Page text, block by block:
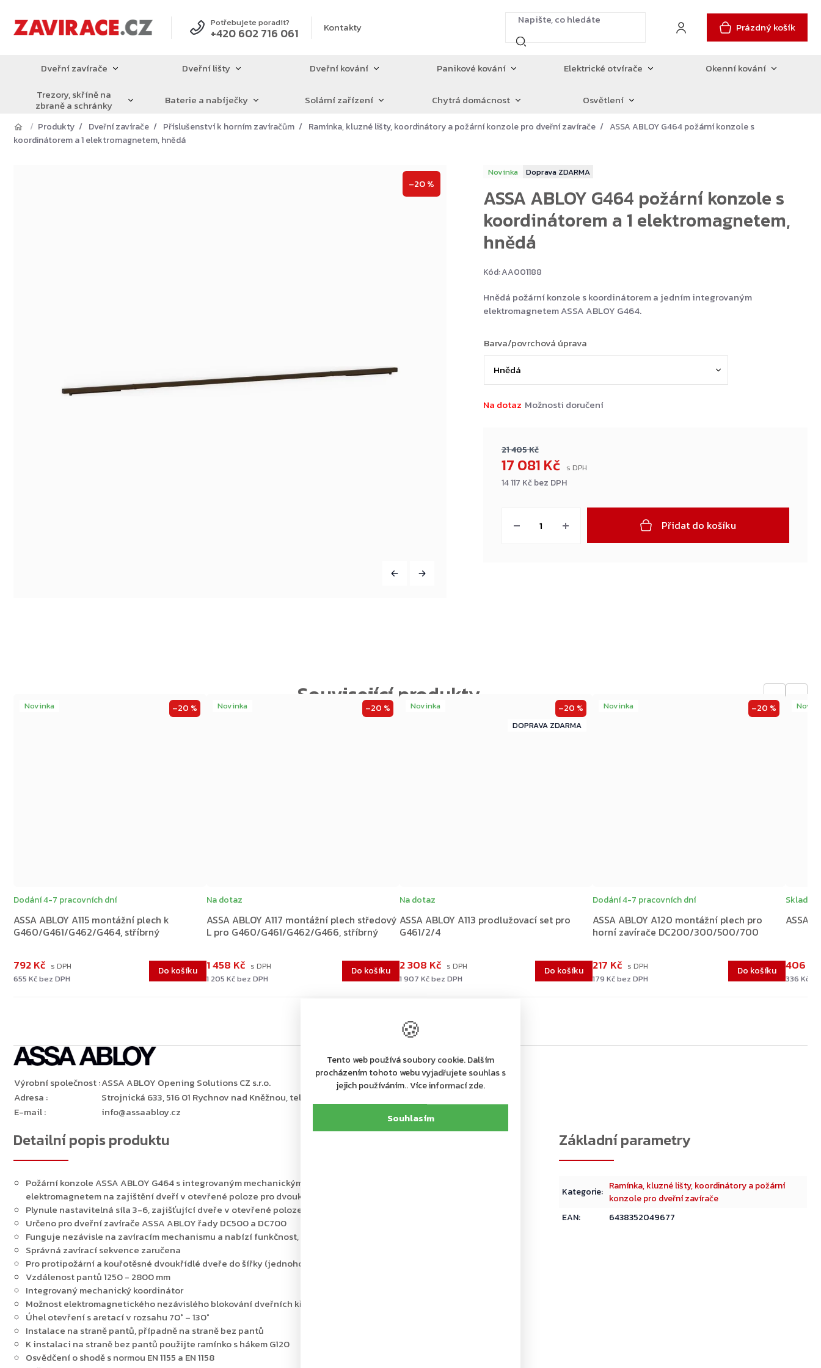
🍪
Tento web používá soubory cookie. Dalším
procházením tohoto webu vyjadřujete souhlas s
jejich používáním.. Více informací zde.
Souhlasím
obsah
Potřebujete poradit?
+420 602 716 061 Kontakty Prázdný košík
Dveřní zavírače Dveřní lišty Dveřní kování Panikové kování Elektrické otvírače
Okenní kování
Trezory, skříně na
zbraně a schránky Baterie a nabíječky Solární zařízení Chytrá domácnost Osvětlení
Produkty Dveřní zavírače Příslušenství k horním zavíračům Ramínka, kluzné lišty, koordinátory a požární konzole pro dveřní zavírače
ASSA ABLOY G464 požární konzole s
koordinátorem a 1 elektromagnetem, hnědá
Novinka ZDARMA
ASSA ABLOY G464 požární konzole s
koordinátorem a 1 elektromagnetem,
hnědá
Kód:AA001188
–20 %
21 405 Kč
17 081 Kč
14 117 Kč bez DPH
Na dotaz Možnosti doručení
Barva/povrchová úprava
Přidat do košíku
Hnědá požární konzole s koordinátorem a jedním integrovaným
elektromagnetem ASSA ABLOY G464.
Novinka –20 %
ASSA ABLOY A115 montážní plech k
G460/G461/G462/G464, stříbrný
Dodání 4-7 pracovních dní
655 Kč bez DPH
792 Kč Do košíku
Novinka –20 %
ASSA ABLOY A117 montážní plech středový
L pro G460/G461/G462/G466, stříbrný
Na dotaz
1 205 Kč bez DPH
1 458 Kč Do košíku
Novinka
ZDARMA
–20 %
ASSA ABLOY A113 prodlužovací set pro
G461/2/4
Na dotaz
1 907 Kč bez DPH
2 308 Kč Do košíku
Novinka –20 %
ASSA ABLOY A120 montážní plech pro
horní zavírače DC200/300/500/700
Dodání 4-7 pracovních dní
179 Kč bez DPH
217 Kč Do košíku
ASSA
Skladem
336 Kč
406
Detailní popis produktu
Požární konzole ASSA ABLOY G464 s integrovaným mechanickým koordinátorem a jedním integrovaným
elektromagnetem na zajištění dveří v otevřené poloze pro dvoukřídlé dveře
Plynule nastavitelná síla 3-6, zajišťující dveře v otevřené poloze
Určeno pro dveřní zavírače ASSA ABLOY řady DC500 a DC700
Funguje nezávisle na zavíracím mechanismu a nabízí funkčnost, bezpečnost a spolehlivost
Správná zavírací sekvence zaručena
Pro protipožární a kouřotěsné dvoukřídlé dveře do šířky (jednoho křídla) 1400 mm a váhy 120 kg
Vzdálenost pantů 1250 - 2800 mm
Integrovaný mechanický koordinátor
Možnost elektromagnetického nezávislého blokování dveřních křídel
Úhel otevření s aretací v rozsahu 70° – 130°
Instalace na straně pantů, případně na straně bez pantů
K instalaci na straně bez pantů použijte ramínko s hákem G120
Osvědčení o shodě s normou EN 1155 a EN 1158
Kategorie: Ramínka, kluzné lišty, koordinátory a požární
konzole pro dveřní zavírače
EAN: 6438352049677
Výrobní společnost:ASSA ABLOY Opening Solutions CZ s.r.o.
Adresa :
Strojnická 633, 516 01 Rychnov nad Kněžnou, tel.: +420 226 806 200
E-mail: info@assaabloy.cz